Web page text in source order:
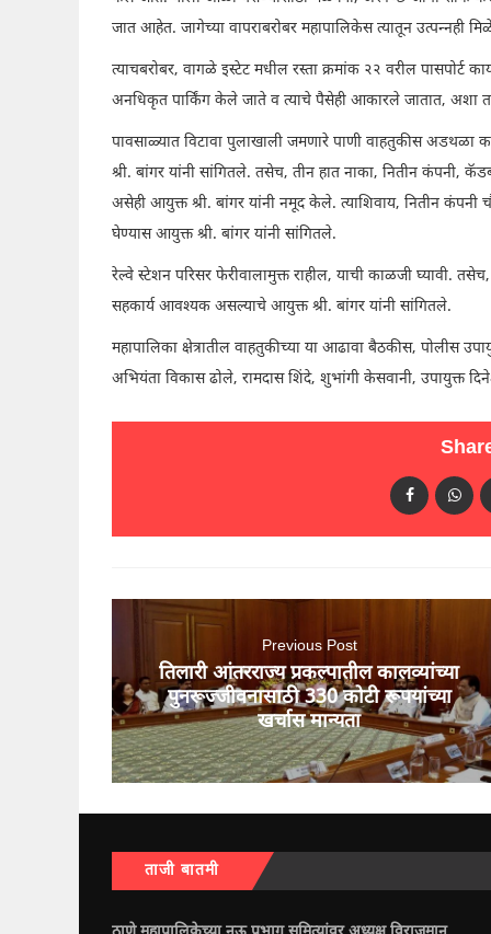
जात आहेत. जागेच्या वापराबरोबर महापालिकेस त्यातून उत्पन्नही
त्याचबरोबर, वागळे इस्टेट मधील रस्ता क्रमांक २२ वरील पासपोर्ट
अनधिकृत पार्किंग केले जाते व त्याचे पैसेही आकारले जातात, अशा
पावसाळ्यात विटावा पुलाखाली जमणारे पाणी वाहतुकीस अडथळा
श्री. बांगर यांनी सांगितले. तसेच, तीन हात नाका, नितीन कंपनी,
असेही आयुक्त श्री. बांगर यांनी नमूद केले. त्याशिवाय, नितीन कंपनी
घेण्यास आयुक्त श्री. बांगर यांनी सांगितले.
रेल्वे स्टेशन परिसर फेरीवालामुक्त राहील, याची काळजी घ्यावी.
सहकार्य आवश्यक असल्याचे आयुक्त श्री. बांगर यांनी सांगितले.
महापालिका क्षेत्रातील वाहतुकीच्या या आढावा बैठकीस, पोलीस
अभियंता विकास ढोले, रामदास शिंदे, शुभांगी केसवानी, उपायुक्त
Previous Post
तिलारी आंतरराज्य प्रकल्पातील कालव्यांच्या
पुनरूज्जीवनासाठी 330 कोटी रूपयांच्या
खर्चास मान्यता
ताजी बातमी